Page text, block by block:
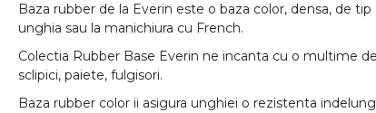
Baza rubber de la Everin este o baza color, densa, de
unghia sau la manichiura cu French.
Colectia Rubber Base Everin ne incanta cu o multime
sclipici, paiete, fulgisori.
Baza rubber color ii asigura unghiei o rezistenta